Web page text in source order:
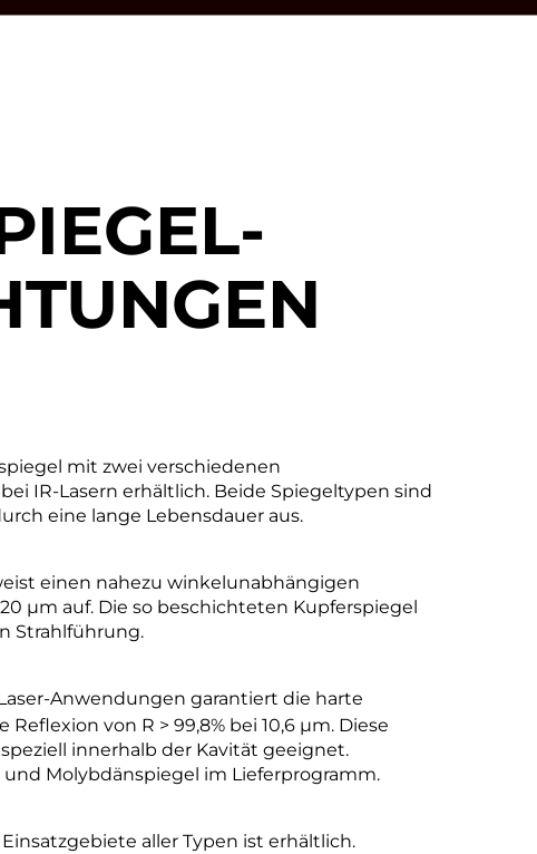
mit zwei verschiedenen
IR-Lasern erhältlich. Beide Spiegeltypen sind
eine lange Lebensdauer aus.
einen nahezu winkelunabhängigen
µm auf. Die so beschichteten Kupferspiegel
Strahlführung.
Anwendungen garantiert die harte
von R > 99,8% bei 10,6 µm. Diese
innerhalb der Kavität geeignet.
Molybdänspiegel im Lieferprogramm.
aller Typen ist erhältlich.